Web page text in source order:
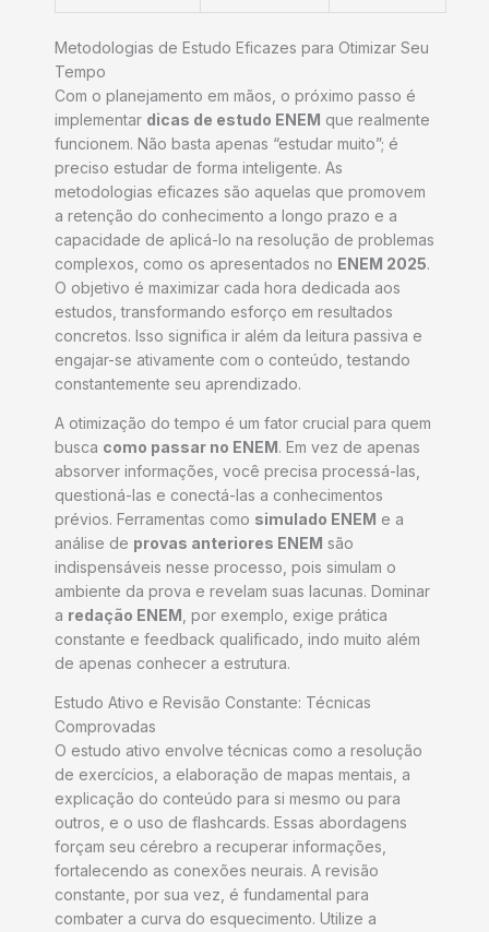
Metodologias de Estudo Eficazes para Otimizar Seu
Tempo
Com o planejamento em mãos, o próximo passo é
implementar dicas de estudo ENEM que realmente
funcionem. Não basta apenas “estudar muito”; é
preciso estudar de forma inteligente. As
metodologias eficazes são aquelas que promovem
a retenção do conhecimento a longo prazo e a
capacidade de aplicá-lo na resolução de problemas
complexos, como os apresentados no ENEM 2025.
O objetivo é maximizar cada hora dedicada aos
estudos, transformando esforço em resultados
concretos. Isso significa ir além da leitura passiva e
engajar-se ativamente com o conteúdo, testando
constantemente seu aprendizado.
A otimização do tempo é um fator crucial para quem
busca como passar no ENEM. Em vez de apenas
absorver informações, você precisa processá-las,
questioná-las e conectá-las a conhecimentos
prévios. Ferramentas como simulado ENEM e a
análise de provas anteriores ENEM são
indispensáveis nesse processo, pois simulam o
ambiente da prova e revelam suas lacunas. Dominar
a redação ENEM , por exemplo, exige prática
constante e feedback qualificado, indo muito além
de apenas conhecer a estrutura.
Estudo Ativo e Revisão Constante: Técnicas
Comprovadas
O estudo ativo envolve técnicas como a resolução
de exercícios, a elaboração de mapas mentais, a
explicação do conteúdo para si mesmo ou para
outros, e o uso de flashcards. Essas abordagens
forçam seu cérebro a recuperar informações,
fortalecendo as conexões neurais. A revisão
constante, por sua vez, é fundamental para
combater a curva do esquecimento. Utilize a